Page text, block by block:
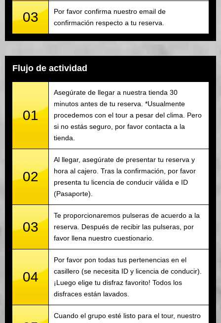
03
Por favor confirma nuestro email de
confirmación respecto a tu reserva.
Flujo de actividad
01
Asegúrate de llegar a nuestra tienda 30
minutos antes de tu reserva. *Usualmente
procedemos con el tour a pesar del clima. Pero
si no estás seguro, por favor contacta a la
tienda.
02
Al llegar, asegúrate de presentar tu reserva y
hora al cajero. Tras la confirmación, por favor
presenta tu licencia de conducir válida e ID
(Pasaporte).
03
Te proporcionaremos pulseras de acuerdo a la
reserva. Después de recibir las pulseras, por
favor llena nuestro cuestionario.
04
Por favor pon todas tus pertenencias en el
casillero (se necesita ID y licencia de conducir).
¡Luego elige tu disfraz favorito! Todos los
disfraces están lavados.
Cuando el grupo esté listo para el tour, nuestro